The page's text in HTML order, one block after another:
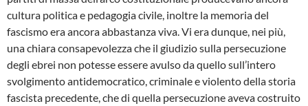
cultura politica e pedagogia civile, inoltre la memoria del
fascismo era ancora abbastanza viva. Vi era dunque, nei più,
una chiara consapevolezza che il giudizio sulla persecuzione
degli ebrei non potesse essere avulso da quello sull’intero
svolgimento antidemocratico, criminale e violento della storia
fascista precedente, che di quella persecuzione aveva costruito